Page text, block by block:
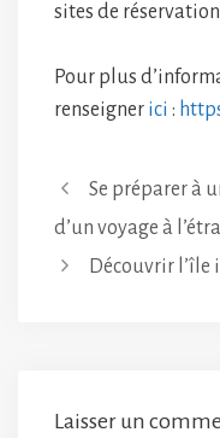
sites de
Pour plus
renseigner ici :
Se préparer à
d’un voyage à
Découvrir l’île
Laisser un